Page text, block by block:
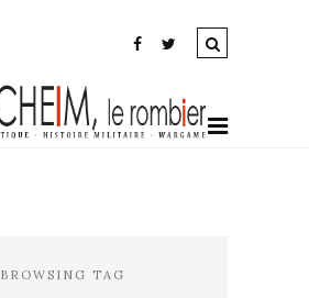
BROWSING TAG